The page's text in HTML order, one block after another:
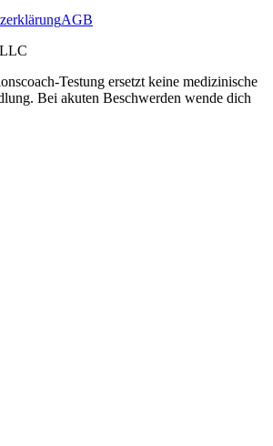
AGB
Testung ersetzt keine medizinische
Bei akuten Beschwerden wende dich